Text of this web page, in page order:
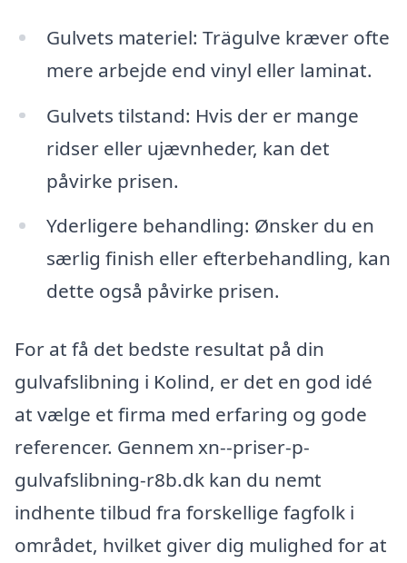
Gulvets materiel: Trägulve kræver ofte
mere arbejde end vinyl eller laminat.
Gulvets tilstand: Hvis der er mange
ridser eller ujævnheder, kan det
påvirke prisen.
Yderligere behandling: Ønsker du en
særlig finish eller efterbehandling, kan
dette også påvirke prisen.
For at få det bedste resultat på din
gulvafslibning i Kolind, er det en god idé
at vælge et firma med erfaring og gode
referencer. Gennem xn--priser-p-
gulvafslibning-r8b.dk kan du nemt
indhente tilbud fra forskellige fagfolk i
området, hvilket giver dig mulighed for at